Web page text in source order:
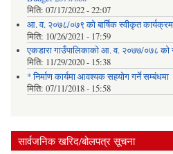
मिति: 07/17/2022 - 22:07
आ. व. २०७८/०७९ को बार्षिक स्वीकृत कार्यक्रम
मिति: 10/26/2021 - 17:59
एकडारा गाउँपालिकाको आ. व. २०७७/०७८ को
मिति: 11/29/2020 - 15:38
* निर्माण कार्यमा आवश्यक सहयोग गर्ने सम्बंधमा
मिति: 07/11/2018 - 15:58
सार्वजनिक खरिद/बोलपत्र सूचना